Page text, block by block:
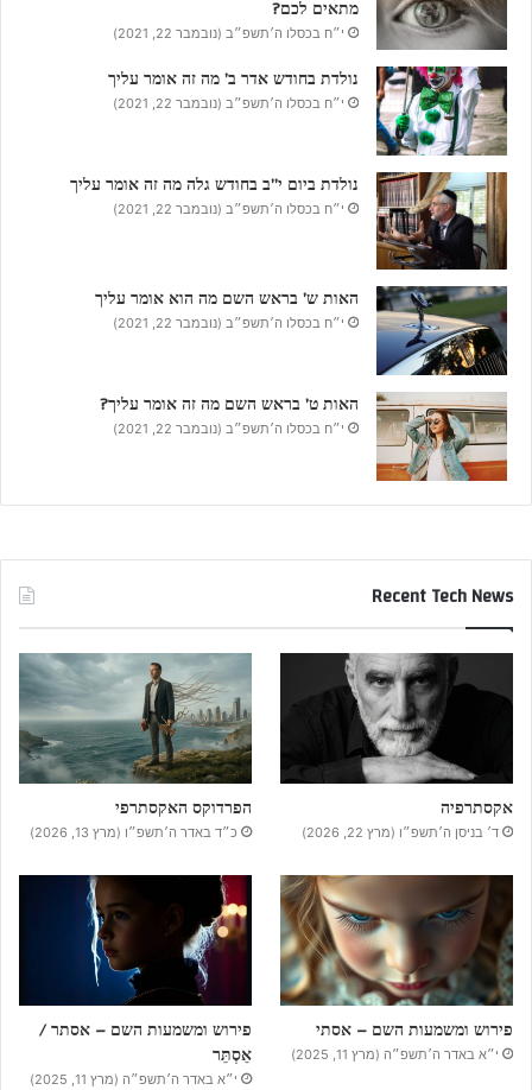
מתאים לכם?
י״ח בכסלו ה׳תשפ״ב (נובמבר 22, 2021)
נולדת בחודש אדר ב’ מה זה אומר עליך
י״ח בכסלו ה׳תשפ״ב (נובמבר 22, 2021)
נולדת ביום י”ב בחודש גלה מה זה אומר עליך
י״ח בכסלו ה׳תשפ״ב (נובמבר 22, 2021)
האות ש’ בראש השם מה הוא אומר עליך
י״ח בכסלו ה׳תשפ״ב (נובמבר 22, 2021)
האות ט’ בראש השם מה זה אומר עליך?
י״ח בכסלו ה׳תשפ״ב (נובמבר 22, 2021)
Recent Tech News
אקסתרפיה
ד׳ בניסן ה׳תשפ״ו (מרץ 22, 2026)
הפרדוקס האקסתרפי
כ״ד באדר ה׳תשפ״ו (מרץ 13, 2026)
פירוש ומשמעות השם – אסתי
י״א באדר ה׳תשפ״ה (מרץ 11, 2025)
פירוש ומשמעות השם – אסתר /
אֵסְתֵּר
י״א באדר ה׳תשפ״ה (מרץ 11, 2025)